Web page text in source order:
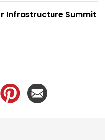
Infrastructure Summit